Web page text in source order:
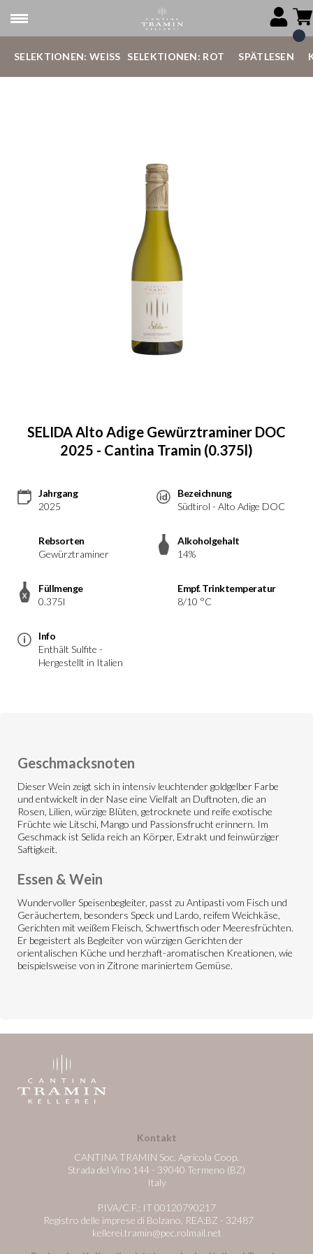
SELEKTIONEN: WEISS SELEKTIONEN: ROT SPÄTLESEN
SELIDA Alto Adige Gewürztraminer DOC
2025 - Cantina Tramin (0.375l)
Jahrgang
2025
Bezeichnung
Südtirol - Alto Adige DOC
Rebsorten
Gewürztraminer
Alkoholgehalt
14%
Füllmenge
0.375l
Empf. Trinktemperatur
8/10 °C
Info
Enthält Sulfite -
Hergestellt in Italien
Geschmacksnoten
Dieser Wein zeigt sich in intensiv leuchtender goldgelber Farbe
und entwickelt in der Nase eine Vielfalt an Duftnoten, die an
Rosen, Lilien, würzige Blüten, getrocknete und reife exotische
Früchte wie Litschi, Mango und Passionsfrucht erinnern. Im
Geschmack ist Selida reich an Körper, Extrakt und feinwürziger
Saftigkeit.
Essen & Wein
Wundervoller Speisenbegleiter, passt zu Antipasti vom Fisch und
Geräuchertem, besonders Speck und Lardo, reifem Weichkäse,
Gerichten mit weißem Fleisch, Schwertfisch oder Meeresfrüchten.
Er begeistert als Begleiter von würzigen Gerichten der
orientalischen Küche und herzhaft-aromatischen Kreationen, wie
beispielsweise von in Zitrone mariniertem Gemüse.
Kontakt
CANTINA TRAMIN Soc. Agricola Coop.
Strada del Vino 144 - 39040 Termeno (BZ)
Italy
P.IVA/C.F.: IT 00120790217
Registro delle imprese di Bolzano, REA:BZ - 32487
kellerei.tramin@pec.rolmail.net